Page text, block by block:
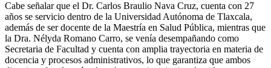
Cabe señalar que el Dr. Carlos Braulio Nava Cruz, cuenta con 27
años se servicio dentro de la Universidad Autónoma de Tlaxcala,
además de ser docente de la Maestría en Salud Pública, mientras que
la Dra. Nélyda Romano Carro, se venía desempañando como
Secretaria de Facultad y cuenta con amplia trayectoria en materia de
docencia y procesos administrativos, lo que garantiza que ambos